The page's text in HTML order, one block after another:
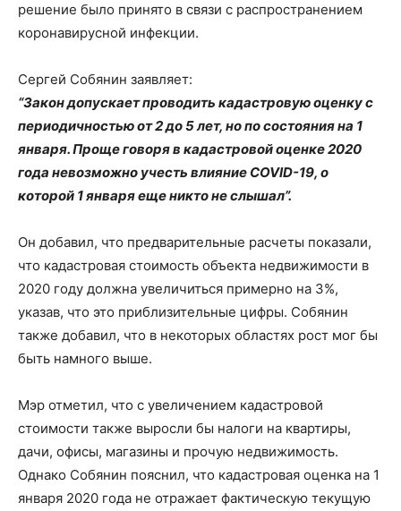
решение было принято в связи с распространением
коронавирусной инфекции.
Сергей Собянин заявляет:
“Закон допускает проводить кадастровую оценку с
периодичностью от 2 до 5 лет, но по состояния на 1
января. Проще говоря в кадастровой оценке 2020
года невозможно учесть влияние COVID-19, о
которой 1 января еще никто не слышал”.
Он добавил, что предварительные расчеты показали,
что кадастровая стоимость объекта недвижимости в
2020 году должна увеличиться примерно на 3%,
указав, что это приблизительные цифры. Собянин
также добавил, что в некоторых областях рост мог бы
быть намного выше.
Мэр отметил, что с увеличением кадастровой
стоимости также выросли бы налоги на квартиры,
дачи, офисы, магазины и прочую недвижимость.
Однако Собянин пояснил, что кадастровая оценка на 1
января 2020 года не отражает фактическую текущую